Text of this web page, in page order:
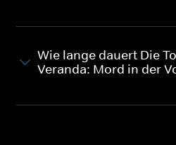
Wie lange dauert Die
Veranda: Mord in der